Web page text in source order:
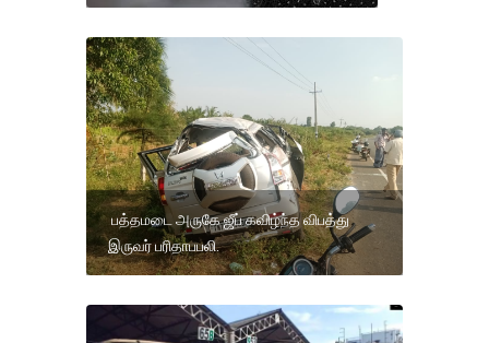
பத்தமடை அருகே ஜீப் கவிழ்ந்த விபத்து
இருவர் பரிதாபபலி.